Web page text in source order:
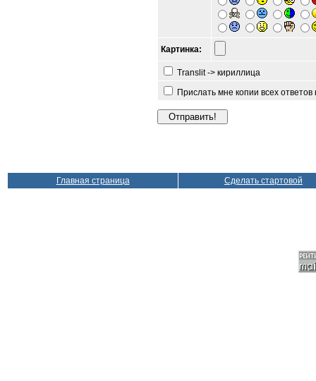
Картинка:
Translit -> кириллица
Прислать мне копии всех
Главная страница Сделать стартовой